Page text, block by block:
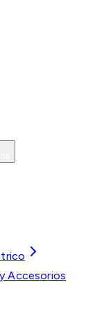
Accesorios